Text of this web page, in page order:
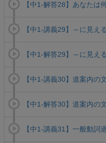
【中1-解答28】あなたは
【中1-講義29】～に見え
【中1-解答29】～に見え
【中1-講義30】道案内の
【中1-解答30】道案内の
【中1-講義31】一般動詞